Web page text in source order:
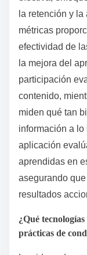
la retención y
métricas
efectividad de
la mejora del
participación
contenido,
miden qué tan
información a
aplicación
aprendidas en
asegurando
resultados
¿Qué
prácticas de